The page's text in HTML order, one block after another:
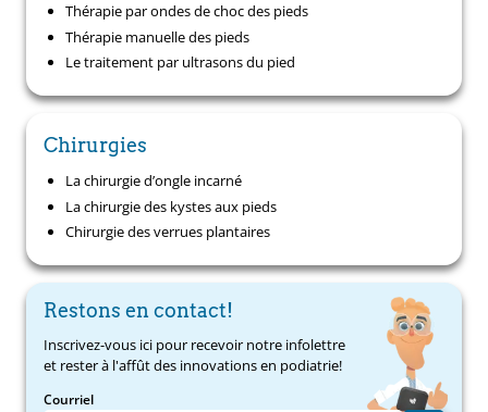
Thérapie par ondes de choc des pieds
Thérapie manuelle des pieds
Le traitement par ultrasons du pied
Chirurgies
La chirurgie d’ongle incarné
La chirurgie des kystes aux pieds
Chirurgie des verrues plantaires
Restons en contact!
Inscrivez-vous ici pour recevoir notre infolettre
et rester à l'affût des innovations en podiatrie!
Courriel